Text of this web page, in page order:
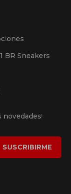
BR Sneakers
novedades!
SUSCRIBIRME